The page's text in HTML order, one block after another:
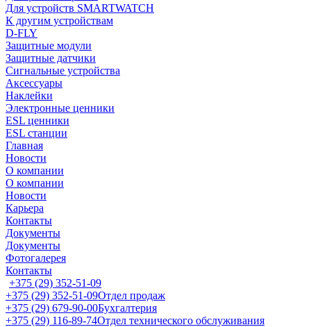
Для устройств SMARTWATCH
К другим устройствам
D-FLY
Защитные модули
Защитные датчики
Сигнальные устройства
Аксессуары
Наклейки
Электронные ценники
ESL ценники
ESL станции
Главная
Новости
О компании
О компании
Новости
Карьера
Контакты
Документы
Документы
Фотогалерея
Контакты
+375 (29) 352-51-09
+375 (29) 352-51-09Отдел продаж
+375 (29) 679-90-00Бухгалтерия
+375 (29) 116-89-74Отдел технического обслуживания